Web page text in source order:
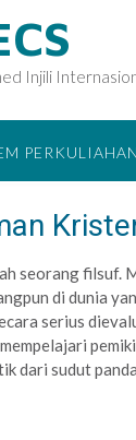
Injili
PERKULIAHAN
seorang
di dunia
serius
dari sudut